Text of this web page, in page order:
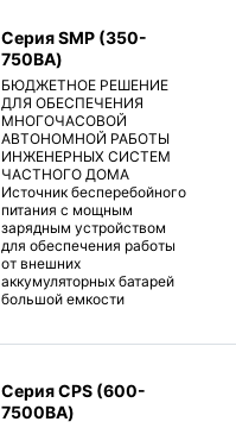
Серия SMP (350-
750ВА)
БЮДЖЕТНОЕ РЕШЕНИЕ
ДЛЯ ОБЕСПЕЧЕНИЯ
МНОГОЧАСОВОЙ
АВТОНОМНОЙ РАБОТЫ
ИНЖЕНЕРНЫХ СИСТЕМ
ЧАСТНОГО ДОМА
Источник бесперебойного
питания с мощным
зарядным устройством
для обеспечения работы
от внешних
аккумуляторных батарей
большой емкости
Серия CPS (600-
7500ВА)